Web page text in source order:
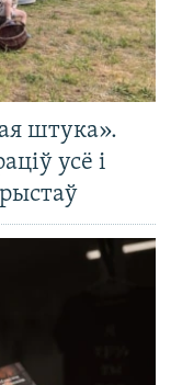
штука».
усё і